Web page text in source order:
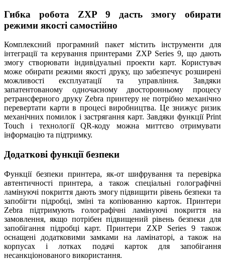
Гибка робота ZXP 9 дасть змогу обирати
режими якості самостійно
Комплексний програмний пакет містить інструменти для
інтеграції та керування принтерами ZXP Series 9, що дають
змогу створювати індивідуальні проекти карт. Користувач
може обирати режими якості друку, що забезпечує розширені
можливості експлуатації та управління. Завдяки
запатентованому одночасному двосторонньому процесу
ретрансферного друку Zebra принтеру не потрібно механічно
перевертати карти в процесі виробництва. Це знижує ризик
механічних помилок і застрягання карт. Завдяки функції Print
Touch і технології QR-коду можна миттєво отримувати
інформацію та підтримку.
Додаткові функції безпеки
Функції безпеки принтера, як-от шифрування та перевірка
автентичності принтера, а також спеціальні голографічні
ламінуючі покриття дають змогу підвищити рівень безпеки та
запобігти підробці, зміні та копіюванню карток. Принтери
Zebra підтримують голографічні ламінуючі покриття на
замовлення, якщо потрібен підвищений рівень безпеки для
запобігання підробці карт. Принтери ZXP Series 9 також
оснащені додатковими замками на ламінаторі, а також на
корпусах і лотках подачі карток для запобігання
несанкціонованого використання.